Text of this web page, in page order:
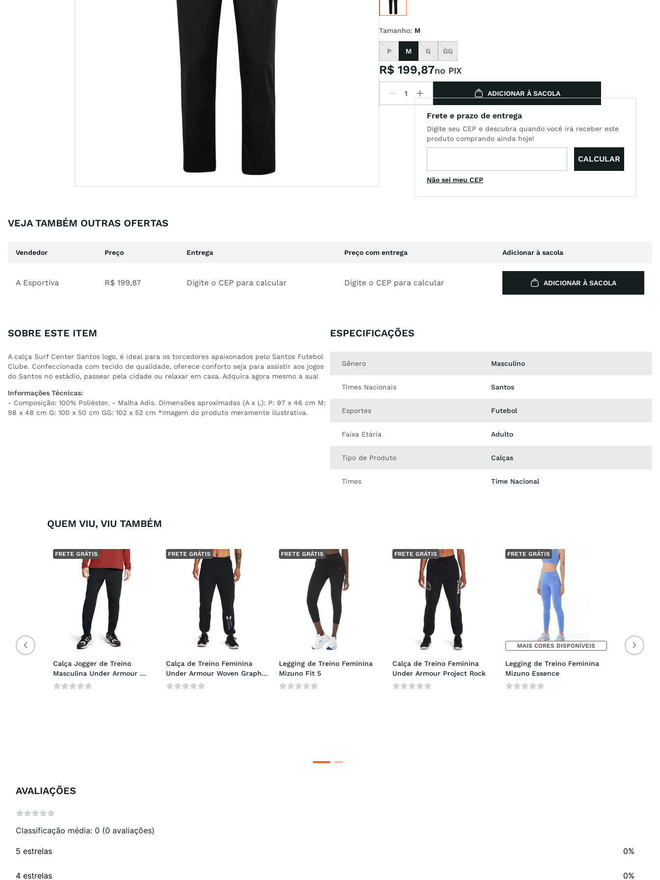
Tamanho: M
P M G GG
R$ 199,87no PIX
ADICIONAR À SACOLA
Não sei meu CEP
VEJA TAMBÉM OUTRAS OFERTAS
Vendedor Preço Entrega Preço com entrega Adicionar à sacola
A Esportiva R$ 199,87 Digite o CEP para calcular Digite o CEP para calcular ADICIONAR À SACOLA
SOBRE ESTE ITEM
A calça Surf Center Santos logo, é ideal para os torcedores apaixonados pelo Santos Futebol
Clube. Confeccionada com tecido de qualidade, oferece conforto seja para assistir aos jogos
do Santos no estádio, passear pela cidade ou relaxar em casa. Adquira agora mesmo a sua!
Informações Técnicas:
- Composição: 100% Poliéster. - Malha Adis. Dimensões aproximadas (A x L): P: 97 x 46 cm M:
98 x 48 cm G: 100 x 50 cm GG: 102 x 52 cm *Imagem do produto meramente ilustrativa.
ESPECIFICAÇÕES
Gênero Masculino
Times Nacionais Santos
Esportes Futebol
Faixa Etária Adulto
Tipo de Produto Calças
Times Time Nacional
QUEM VIU, VIU TAMBÉM
FRETE GRÁTIS
Calça Jogger de Treino
Masculina Under Armour
Meridian
FRETE GRÁTIS
Calça de Treino Feminina
Under Armour Woven Graphic
Pant
FRETE GRÁTIS
Legging de Treino Feminina
Mizuno Fit 5
FRETE GRÁTIS
Calça de Treino Feminina
Under Armour Project Rock
FRETE GRÁTIS
MAIS CORES DISPONÍVEIS
Legging de Treino Feminina
Mizuno Essence
AVALIAÇÕES
Classificação média: 0 (0 avaliações)
5 estrelas 0%
4 estrelas 0%
unissex
crossfit